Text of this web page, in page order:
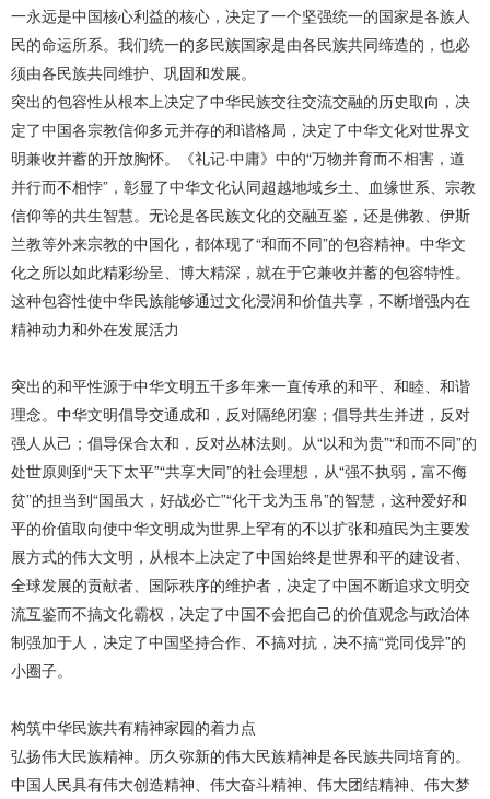
一永远是中国核心利益的核心，决定了一个坚强统一的国家是各族人
民的命运所系。我们统一的多民族国家是由各民族共同缔造的，也必
须由各民族共同维护、巩固和发展。
突出的包容性从根本上决定了中华民族交往交流交融的历史取向，决
定了中国各宗教信仰多元并存的和谐格局，决定了中华文化对世界文
明兼收并蓄的开放胸怀。《礼记·中庸》中的“万物并育而不相害，道
并行而不相悖”，彰显了中华文化认同超越地域乡土、血缘世系、宗教
信仰等的共生智慧。无论是各民族文化的交融互鉴，还是佛教、伊斯
兰教等外来宗教的中国化，都体现了“和而不同”的包容精神。中华文
化之所以如此精彩纷呈、博大精深，就在于它兼收并蓄的包容特性。
这种包容性使中华民族能够通过文化浸润和价值共享，不断增强内在
精神动力和外在发展活力
突出的和平性源于中华文明五千多年来一直传承的和平、和睦、和谐
理念。中华文明倡导交通成和，反对隔绝闭塞；倡导共生并进，反对
强人从己；倡导保合太和，反对丛林法则。从“以和为贵”“和而不同”的
处世原则到“天下太平”“共享大同”的社会理想，从“强不执弱，富不侮
贫”的担当到“国虽大，好战必亡”“化干戈为玉帛”的智慧，这种爱好和
平的价值取向使中华文明成为世界上罕有的不以扩张和殖民为主要发
展方式的伟大文明，从根本上决定了中国始终是世界和平的建设者、
全球发展的贡献者、国际秩序的维护者，决定了中国不断追求文明交
流互鉴而不搞文化霸权，决定了中国不会把自己的价值观念与政治体
制强加于人，决定了中国坚持合作、不搞对抗，决不搞“党同伐异”的
小圈子。
构筑中华民族共有精神家园的着力点
弘扬伟大民族精神。历久弥新的伟大民族精神是各民族共同培育的。
中国人民具有伟大创造精神、伟大奋斗精神、伟大团结精神、伟大梦